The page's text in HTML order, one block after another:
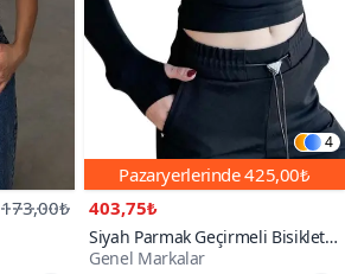
173,00₺
4
Pazaryerlerinde425,00₺
403,75₺
Siyah Parmak Geçirmeli Bisiklet
Yaka Body
Genel Markalar
70+